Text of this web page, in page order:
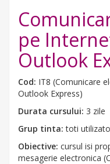
pe
Outlook
Cod: IT8 (Comunicare
Outlook Express)
Durata cursului: 3 zile
Grup tinta:toti
Obiective: cursul isi
mesagerie electronica